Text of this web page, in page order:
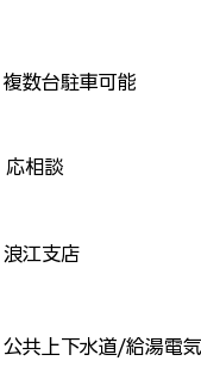
複数台駐車可能
応相談
浪江支店
公共上下水道/給湯電